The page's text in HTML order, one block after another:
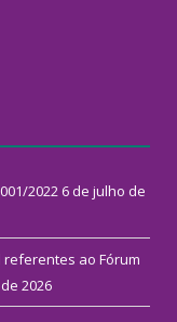
001/2022 6 de julho de
referentes ao Fórum
2026